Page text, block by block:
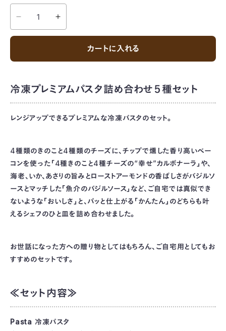
カートに入れる
冷凍プレミアムパスタ詰め合わせ５種セット
レンジアップできるプレミアムな冷凍パスタのセット。
4種類のきのこと4種類のチーズに、チップで燻した香り高いベー
コンを使った「4種きのこと4種チーズの“幸せ”カルボナーラ」や、
海老、いか、あさりの旨みとローストアーモンドの香ばしさがバジルソ
ースとマッチした「魚介のバジルソース」など、ご自宅では真似でき
ないような「おいしさ」と、パッと仕上がる「かんたん」のどちらも叶
えるシェフのひと皿を詰め合わせました。
お世話になった方への贈り物としてはもちろん、ご自宅用としてもお
すすめのセットです。
≪セット内容≫
Pasta 冷凍パスタ